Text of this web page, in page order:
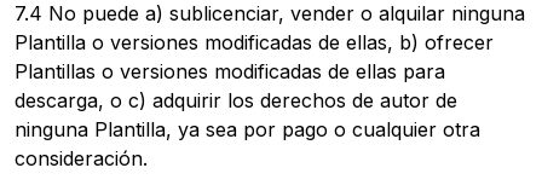
7.4 No puede a) sublicenciar, vender o alquilar ninguna
Plantilla o versiones modificadas de ellas, b) ofrecer
Plantillas o versiones modificadas de ellas para
descarga, o c) adquirir los derechos de autor de
ninguna Plantilla, ya sea por pago o cualquier otra
consideración.